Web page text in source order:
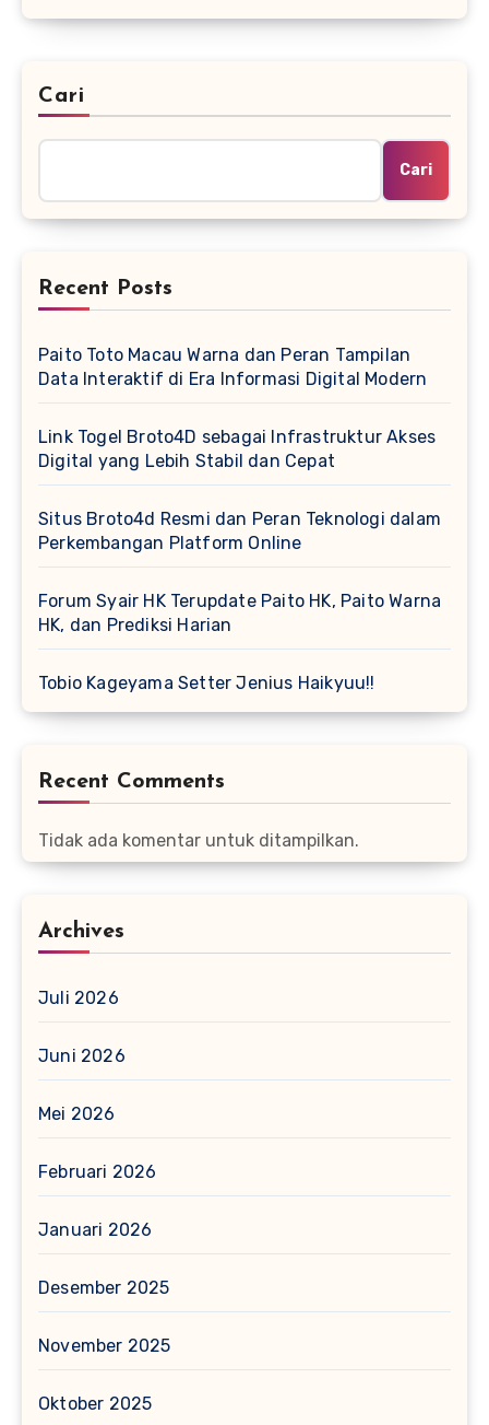
Cari
Cari
Recent Posts
Paito Toto Macau Warna dan Peran Tampilan
Data Interaktif di Era Informasi Digital Modern
Link Togel Broto4D sebagai Infrastruktur Akses
Digital yang Lebih Stabil dan Cepat
Situs Broto4d Resmi dan Peran Teknologi dalam
Perkembangan Platform Online
Forum Syair HK Terupdate Paito HK, Paito Warna
HK, dan Prediksi Harian
Tobio Kageyama Setter Jenius Haikyuu!!
Recent Comments
Tidak ada komentar untuk ditampilkan.
Archives
Juli 2026
Juni 2026
Mei 2026
Februari 2026
Januari 2026
Desember 2025
November 2025
Oktober 2025